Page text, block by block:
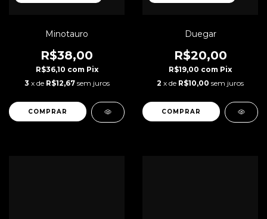
Minotauro
R$38,00
R$36,10 com Pix
3 x de R$12,67 sem juros
Duegar
R$20,00
R$19,00 com Pix
2 x de R$10,00 sem juros